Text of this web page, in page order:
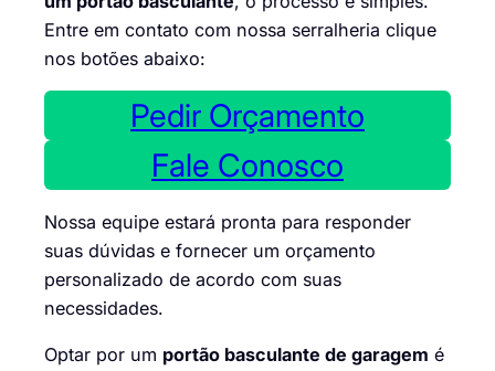
Entre em contato com nossa serralheria clique
nos botões abaixo:
Pedir Orçamento
Fale Conosco
Nossa equipe estará pronta para responder
suas dúvidas e fornecer um orçamento
personalizado de acordo com suas
necessidades.
Optar por um portão basculante de garagem é